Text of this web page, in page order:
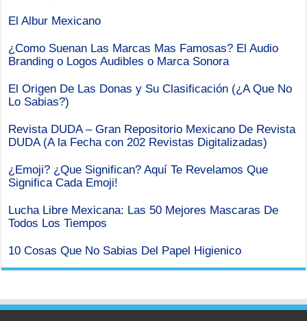
El Albur Mexicano
¿Como Suenan Las Marcas Mas Famosas? El Audio
Branding o Logos Audibles o Marca Sonora
El Origen De Las Donas y Su Clasificación (¿A Que No
Lo Sabias?)
Revista DUDA – Gran Repositorio Mexicano De Revista
DUDA (A la Fecha con 202 Revistas Digitalizadas)
¿Emoji? ¿Que Significan? Aquí Te Revelamos Que
Significa Cada Emoji!
Lucha Libre Mexicana: Las 50 Mejores Mascaras De
Todos Los Tiempos
10 Cosas Que No Sabias Del Papel Higienico